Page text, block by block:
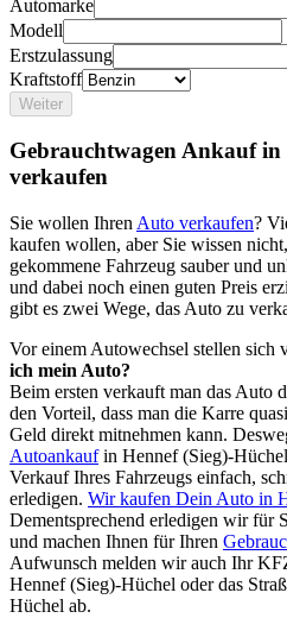
Automarke
Modell
Erstzulassung
Kraftstoff
Weiter
Gebrauchtwagen Ankauf in
verkaufen
Sie wollen Ihren Auto verkaufen?
kaufen wollen, aber Sie wissen
gekommene Fahrzeug sauber und
und dabei noch einen guten Preis
gibt es zwei Wege, das Auto zu
Vor einem Autowechsel stellen sich
ich mein Auto?
Beim ersten verkauft man das Auto
den Vorteil, dass man die Karre
Geld direkt mitnehmen kann.
Autoankaufin Hennef (Sieg)-
Verkauf Ihres Fahrzeugs einfach,
erledigen. Wir kaufen Dein Auto in
Dementsprechend erledigen wir für
und machen Ihnen für Ihren
Aufwunsch melden wir auch Ihr
Hennef (Sieg)-Hüchel oder das
Hüchel ab.